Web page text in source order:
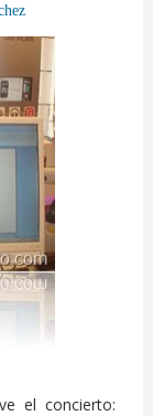
el concierto: